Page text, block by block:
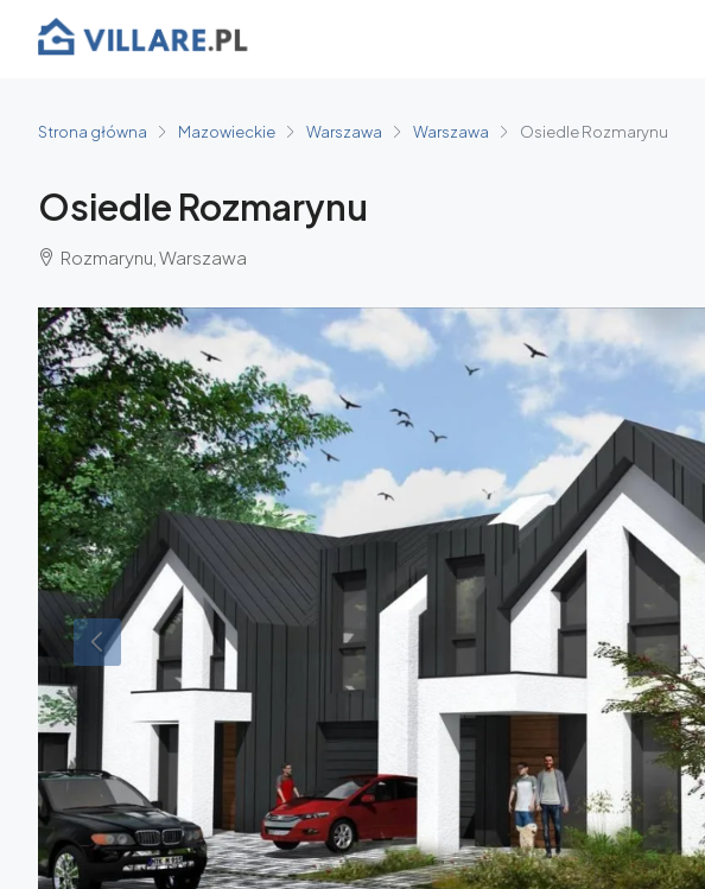
Strona główna Mazowieckie Warszawa Warszawa Osiedle Rozmarynu
Osiedle Rozmarynu
Rozmarynu, Warszawa